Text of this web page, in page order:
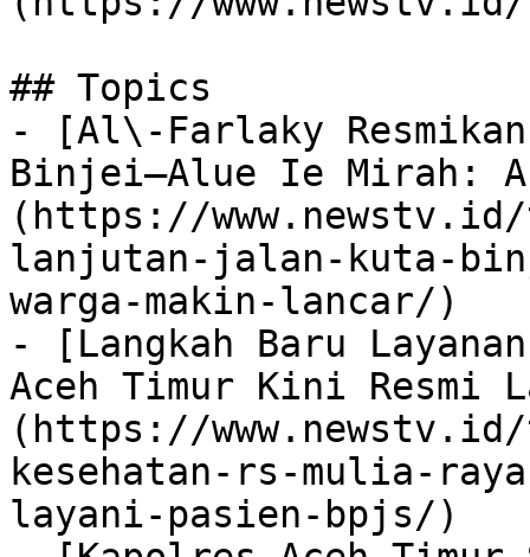
## Topics
- [Al\-Farlaky
Binjei–Alue Ie Mirah:
(https://
lanjutan-jalan-kuta-
warga-makin-lancar/)
- [Langkah Baru
Aceh Timur Kini Resmi
(https://
kesehatan-rs-mulia-
layani-pasien-bpjs/)